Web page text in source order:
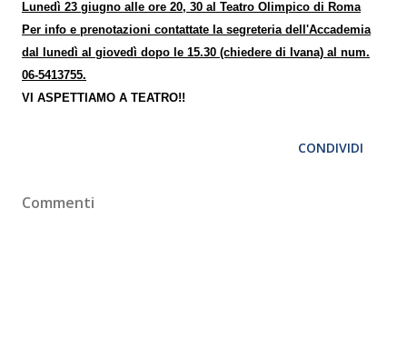
Lunedì 23 giugno alle ore 20, 30 al Teatro Olimpico di Roma
Per info e prenotazioni contattate la segreteria dell'Accademia
dal lunedì al giovedì dopo le 15.30 (chiedere di Ivana) al num.
06-5413755.
VI ASPETTIAMO A TEATRO!!
CONDIVIDI
Commenti